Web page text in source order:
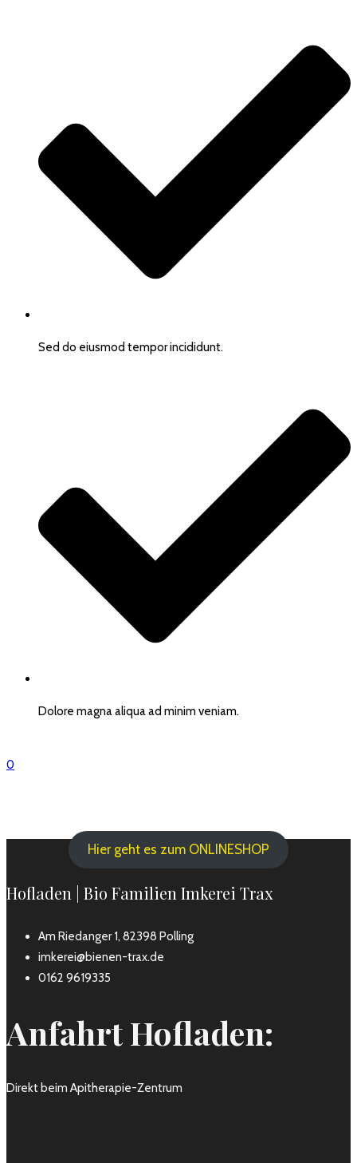
Sed do eiusmod tempor incididunt.
Dolore magna aliqua ad minim veniam.
0
Hier geht es zum ONLINESHOP
Hofladen | Bio Familien Imkerei Trax
Am Riedanger 1, 82398 Polling
imkerei@bienen-trax.de
0162 9619335
Anfahrt Hofladen:
Direkt beim Apitherapie-Zentrum